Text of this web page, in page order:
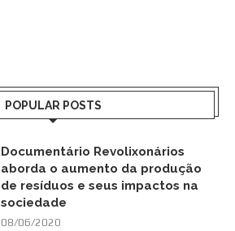
POPULAR POSTS
Documentário Revolixonários
aborda o aumento da produção
de resíduos e seus impactos na
sociedade
08/06/2020